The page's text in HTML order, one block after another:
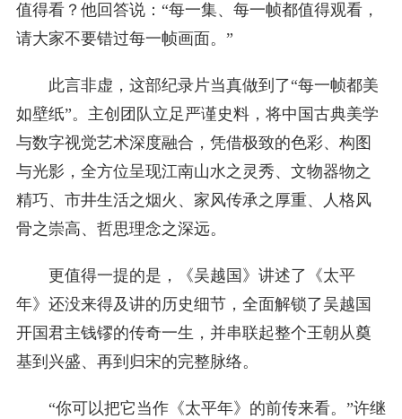
值得看？他回答说：“每一集、每一帧都值得观看，
请大家不要错过每一帧画面。”
此言非虚，这部纪录片当真做到了“每一帧都美
如壁纸”。主创团队立足严谨史料，将中国古典美学
与数字视觉艺术深度融合，凭借极致的色彩、构图
与光影，全方位呈现江南山水之灵秀、文物器物之
精巧、市井生活之烟火、家风传承之厚重、人格风
骨之崇高、哲思理念之深远。
更值得一提的是，《吴越国》讲述了《太平
年》还没来得及讲的历史细节，全面解锁了吴越国
开国君主钱镠的传奇一生，并串联起整个王朝从奠
基到兴盛、再到归宋的完整脉络。
“你可以把它当作《太平年》的前传来看。”许继